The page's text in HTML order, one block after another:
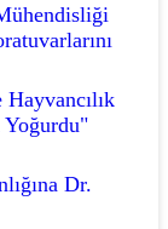
Hayvancılık
Yoğurdu"
Dr.